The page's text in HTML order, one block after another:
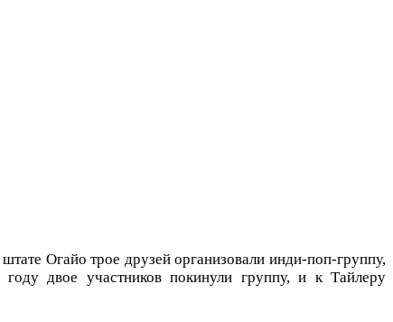
Огайо трое друзей организовали инди-поп-группу,
двое участников покинули группу, и к Тайлеру